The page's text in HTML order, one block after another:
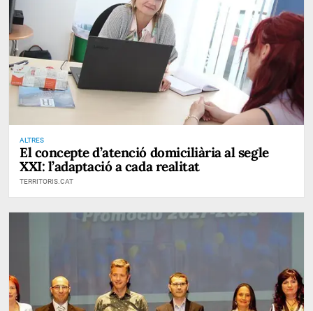
ALTRES
El concepte d’atenció domiciliària al segle
XXI: l’adaptació a cada realitat
TERRITORIS.CAT